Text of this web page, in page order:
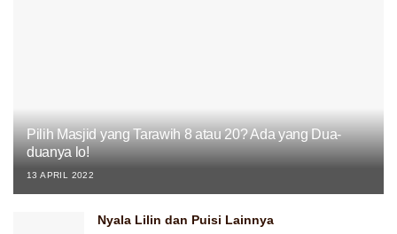
Pilih Masjid yang Tarawih 8 atau 20? Ada yang Dua-
duanya lo!
13 APRIL 2022
Nyala Lilin dan Puisi Lainnya